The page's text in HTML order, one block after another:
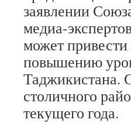
заявлении
медиа-
может
повышению
Таджикистана.
столичного
текущего года.